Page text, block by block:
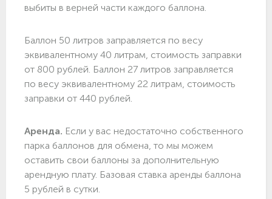
выбиты в верней части каждого баллона.
Баллон 50 литров заправляется по весу
эквивалентному 40 литрам, стоимость заправки
от 800 рублей. Баллон 27 литров заправляется
по весу эквивалентному 22 литрам, стоимость
заправки от 440 рублей.
Аренда. Если у вас недостаточно собственного
парка баллонов для обмена, то мы можем
оставить свои баллоны за дополнительную
арендную плату. Базовая ставка аренды баллона
5 рублей в сутки.